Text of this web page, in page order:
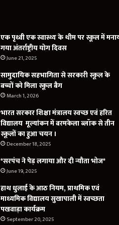
एक पृथ्वी एक स्वास्थ्य के थीम पर स्कूल में
गया अंतर्राष्ट्रीय योग दिवस
June 21, 2025
सामुदायिक सहभागिता से सरकारी स्कूल के
बच्चों को मिला स्कूल बैग
March 1, 2026
भारत सरकार शिक्षा मंत्रालय स्वच्छ एवं हरित
विद्यालय मूल्यांकन में बरमकेला ब्लॉक से तीन
स्कूलों का हुआ चयन ।
December 18, 2025
*सरपंच ने पेड़ लगाया और दी न्यौता भोज*
June 19, 2025
हाथ धुलाई के आठ नियम, प्राथमिक एवं
माध्यमिक विद्यालय सुखापाली में स्वच्छता
पखवाड़ा कार्यक्रम
September 20, 2025